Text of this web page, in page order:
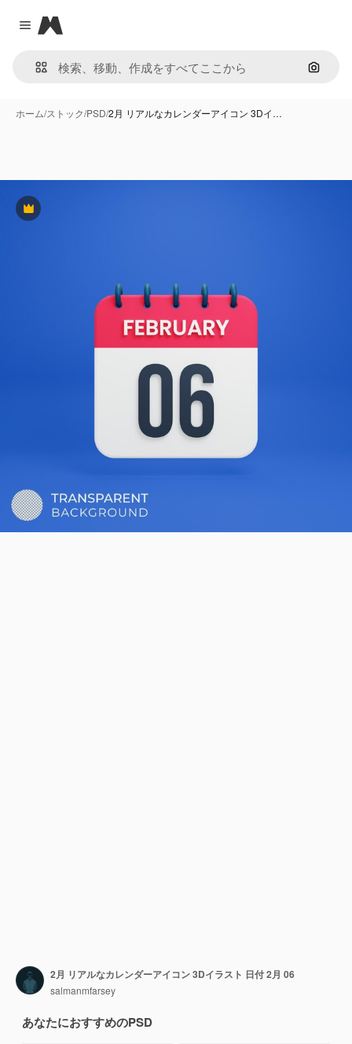
Close menu
Magnific
画像で
ホーム/ストック/PSD/2月 リアルなカレンダーアイコン 3Dイ…
Premium
2月 リアルなカレンダーアイコン 3Dイラスト 日付 2月 06
salmanmfarsey
あなたにおすすめのPSD